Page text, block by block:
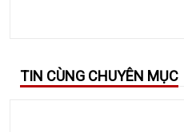
TIN CÙNG CHUYÊN MỤC